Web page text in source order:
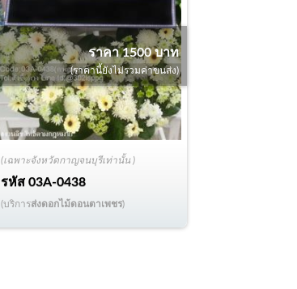
(เฉพาะจังหวัดกาญจนบุรีเท่านั้น )
รหัส 03A-0438
ราคา 1500 บาท
(ราคานี้ยังไม่รวมค่าขนส่ง)
(บริการส่งดอกไม้ดอนตาเพชร)